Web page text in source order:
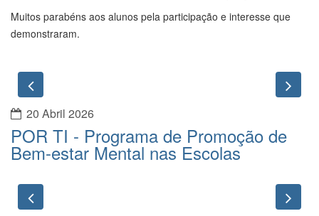
Muitos parabéns aos alunos pela participação e interesse que
demonstraram.
Previous
20 Abril 2026
POR TI - Programa de Promoção de
Bem-estar Mental nas Escolas
Previous